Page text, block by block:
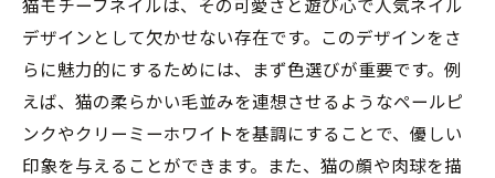
デザインとして欠かせない存在です。このデザインをさ
らに魅力的にするためには、まず色選びが重要です。例
えば、猫の柔らかい毛並みを連想させるようなペールピ
ンクやクリーミーホワイトを基調にすることで、優しい
印象を与えることができます。また、猫の顔や肉球を描